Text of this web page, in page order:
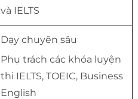
và IELTS
Dạy chuyên sâu
Phụ trách các khóa luyện
thi IELTS, TOEIC, Business
English